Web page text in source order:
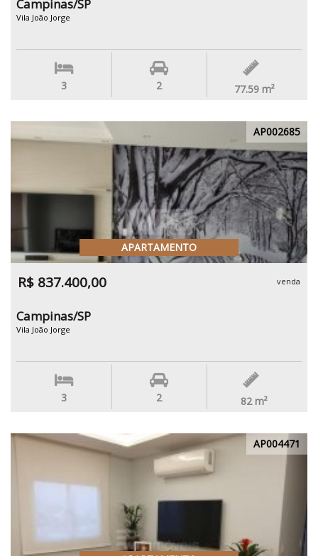
Campinas/SP
Vila João Jorge
3 2 77.59 m²
AP002685
APARTAMENTO
R$ 837.400,00 venda
Campinas/SP
Vila João Jorge
3 2 82 m²
AP004471